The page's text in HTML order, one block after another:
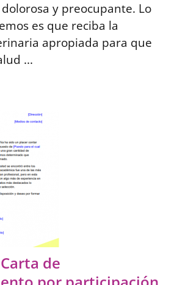
y preocupante. Lo
es que reciba la
apropiada para que
...
de